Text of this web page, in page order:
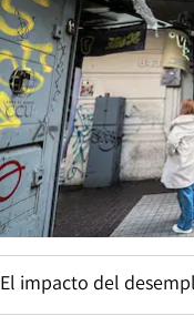
El impacto del